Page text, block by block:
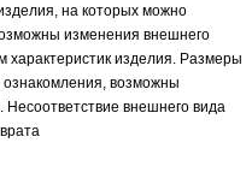
на которых можно
изменения внешнего
характеристик изделия. Размеры
ознакомления, возможны
Несоответствие внешнего вида